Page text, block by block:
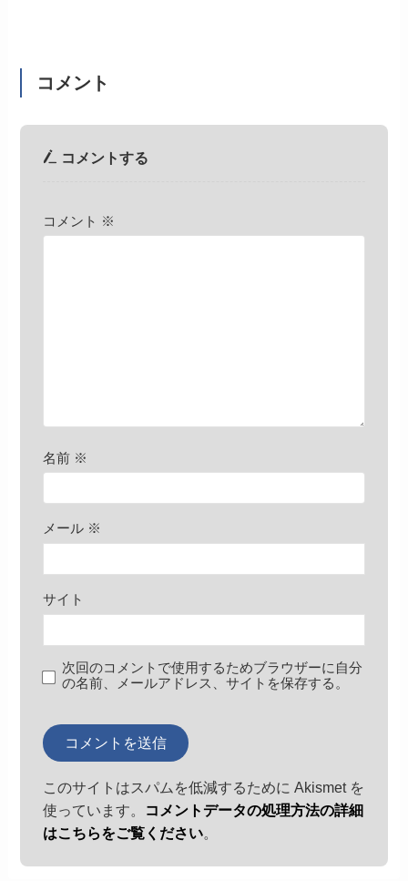
コメント
コメントする
コメント ※
名前 ※
メール ※
サイト
次回のコメントで使用するためブラウザーに自分
の名前、メールアドレス、サイトを保存する。
このサイトはスパムを低減するために Akismet を
使っています。
コメントデータの処理方法の詳細
はこちらをご覧ください。